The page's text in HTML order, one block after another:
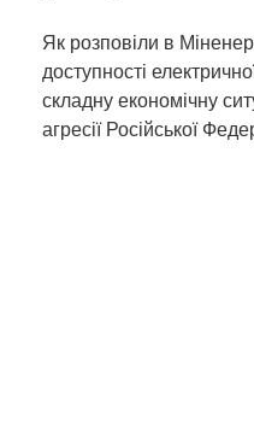
Як розповіли в
доступності
складну економічну
агресії Російської